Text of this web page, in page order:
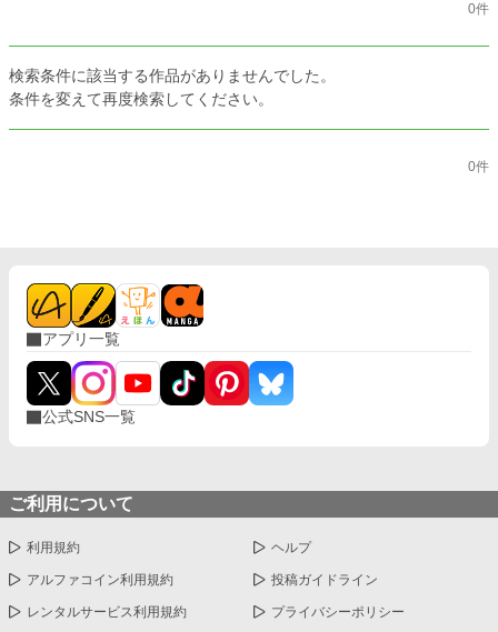
0件
検索条件に該当する作品がありませんでした。
条件を変えて再度検索してください。
0件
アプリ一覧
公式SNS一覧
ご利用について
利用規約 ヘルプ
アルファコイン利用規約 投稿ガイドライン
レンタルサービス利用規約 プライバシーポリシー